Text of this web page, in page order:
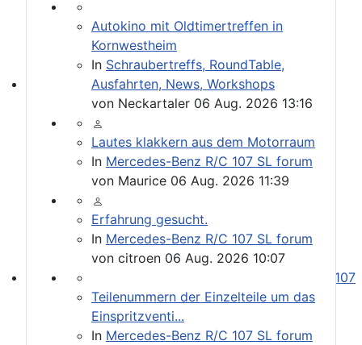
SL und SLC in jeder Farbe sehen
Please send your pre 82 datacards to Sternzeit-107
Autokino mit Oldtimertreffen in
Kornwestheim
In Schraubertreffs, RoundTable,
Ausfahrten, News, Workshops
von Neckartaler 06 Aug. 2026 13:16
Lautes klakkern aus dem Motorraum
In Mercedes-Benz R/C 107 SL forum
von Maurice 06 Aug. 2026 11:39
Erfahrung gesucht.
In Mercedes-Benz R/C 107 SL forum
von citroen 06 Aug. 2026 10:07
Teilenummern der Einzelteile um das
Einspritzventi...
In Mercedes-Benz R/C 107 SL forum